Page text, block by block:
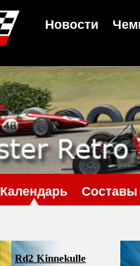
Новости
Календарь Составы
Rd2 Kinnekulle